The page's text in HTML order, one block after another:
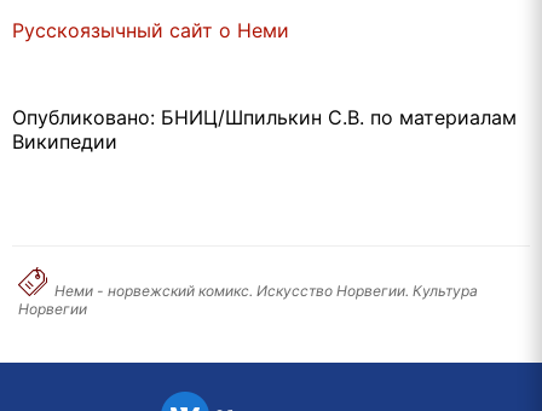
Русскоязычный сайт о Неми
Опубликовано: БНИЦ/Шпилькин С.В. по материалам
Википедии
Неми - норвежский комикс. Искусство Норвегии. Культура
Норвегии